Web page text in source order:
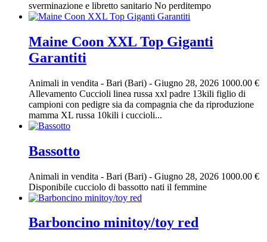
sverminazione e libretto sanitario No perditempo
Maine Coon XXL Top Giganti
Garantiti
Animali in vendita - Bari (Bari) - Giugno 28, 2026 1000.00 €
Allevamento Cuccioli linea russa xxl padre 13kili figlio di
campioni con pedigre sia da compagnia che da riproduzione
mamma XL russa 10kili i cuccioli...
Bassotto
Animali in vendita - Bari (Bari) - Giugno 28, 2026 1000.00 €
Disponibile cucciolo di bassotto nati il femmine
Barboncino minitoy/toy red